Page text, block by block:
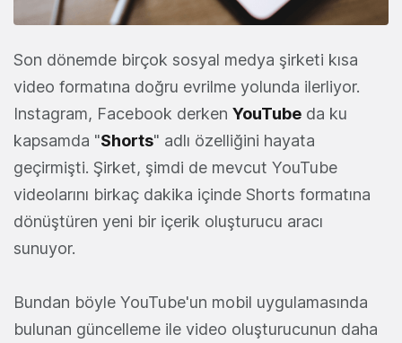
Son dönemde birçok sosyal medya şirketi kısa
video formatına doğru evrilme yolunda ilerliyor.
Instagram, Facebook derken YouTube da ku
kapsamda "Shorts" adlı özelliğini hayata
geçirmişti. Şirket, şimdi de mevcut YouTube
videolarını birkaç dakika içinde Shorts formatına
dönüştüren yeni bir içerik oluşturucu aracı
sunuyor.
Bundan böyle YouTube'un mobil uygulamasında
bulunan güncelleme ile video oluşturucunun daha